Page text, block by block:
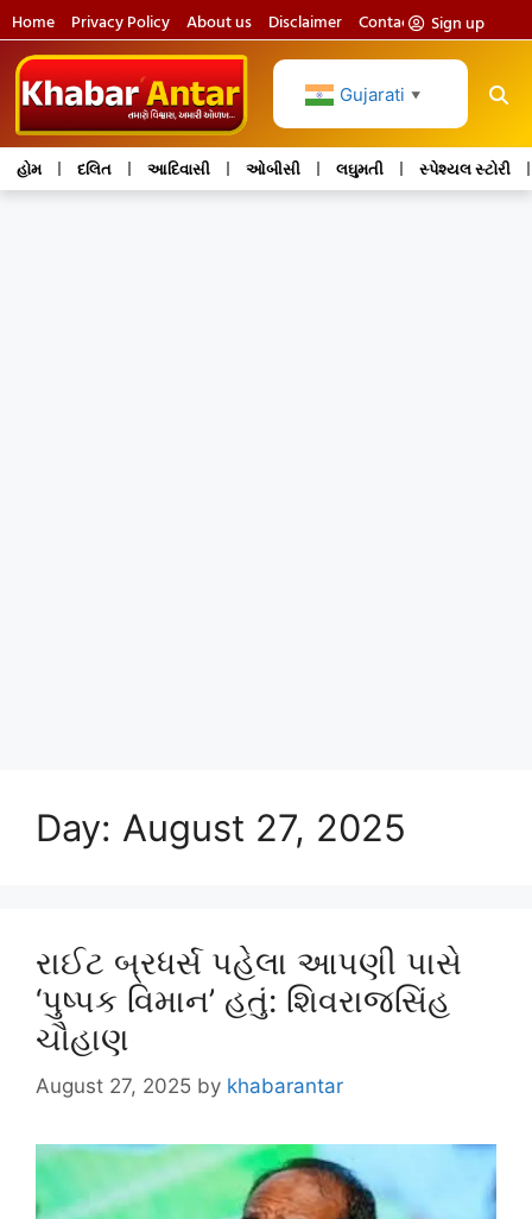
Home Privacy Policy About us Disclaimer Contact usSign up
Gujarati ▼
હોમ દલિત આદિવાસી ઓબીસી લઘુમતી સ્પેશ્યલ સ્ટોરી
Day: August 27, 2025
રાઈટ બ્રધર્સ પહેલા આપણી પાસે
‘પુષ્પક વિમાન’ હતું: શિવરાજસિંહ
ચૌહાણ
August 27, 2025 by khabarantar